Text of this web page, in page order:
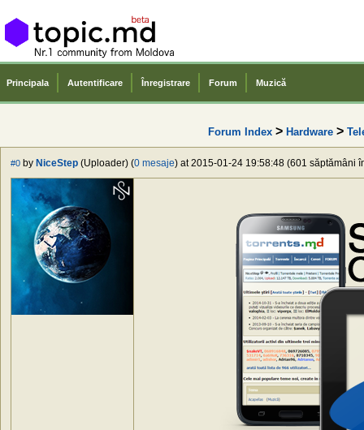
Principala Autentificare Înregistrare Forum Muzică
Forum Index> Hardware>
#0 by NiceStep (Uploader) (0 mesaje) at 2015-01-24 19:58:48 (601 săptămâni